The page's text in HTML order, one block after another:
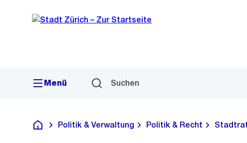
Navigation
Sprunglink
Menü Suchen
Deutsch
Politik & Verwaltung Politik & Recht